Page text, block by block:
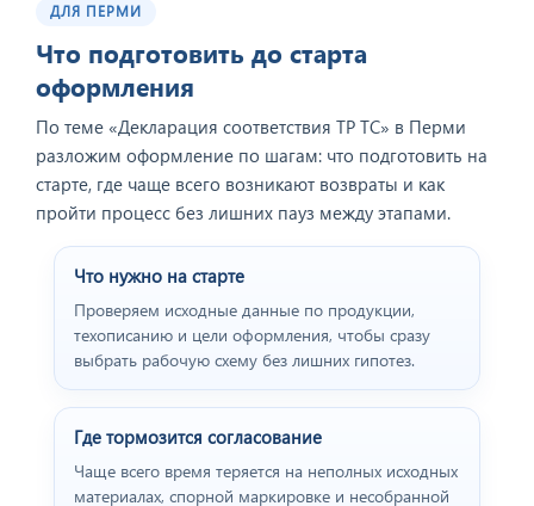
ДЛЯ ПЕРМИ
Что подготовить до старта
оформления
По теме «Декларация соответствия ТР ТС» в Перми
разложим оформление по шагам: что подготовить на
старте, где чаще всего возникают возвраты и как
пройти процесс без лишних пауз между этапами.
Что нужно на старте
Проверяем исходные данные по продукции,
техописанию и цели оформления, чтобы сразу
выбрать рабочую схему без лишних гипотез.
Где тормозится согласование
Чаще всего время теряется на неполных исходных
материалах, спорной маркировке и несобранной